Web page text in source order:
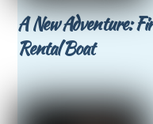
A New Adventure:
Rental Boat